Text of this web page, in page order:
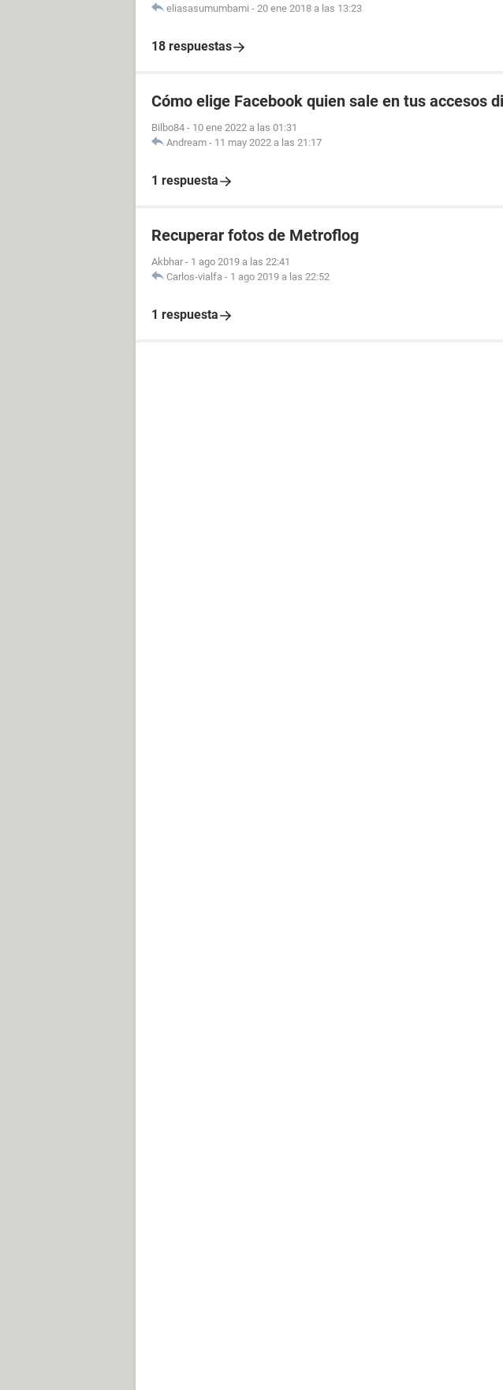
eliasasumumbami - 20 ene 2018 a las 13:23
18 respuestas
Cómo elige Facebook quien sale en tus accesos
Bilbo84 - 10 ene 2022 a las 01:31
Andream - 11 may 2022 a las 21:17
1 respuesta
Recuperar fotos de Metroflog
Akbhar - 1 ago 2019 a las 22:41
Carlos-vialfa - 1 ago 2019 a las 22:52
1 respuesta